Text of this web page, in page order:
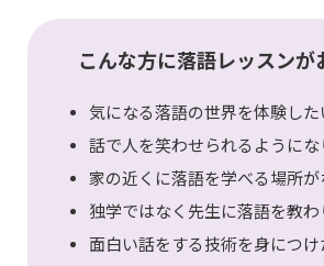
こんな方に落語レッスンが
気になる落語の世界を体験した
話で人を笑わせられるようにな
家の近くに落語を学べる場所が
独学ではなく先生に落語を教わ
面白い話をする技術を身につけ